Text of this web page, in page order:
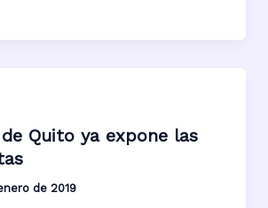
Quito ya expone las
de 2019